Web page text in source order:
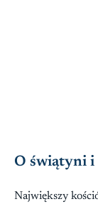
O świątyni
Największy